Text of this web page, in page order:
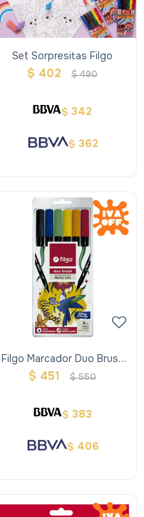
Set Sorpresitas Filgo
$ 402 $490
$ 342
$ 362
Filgo Marcador Duo Brush
Pen - Estuche 6 Clasico
$ 451 $ 550
$ 383
$ 406